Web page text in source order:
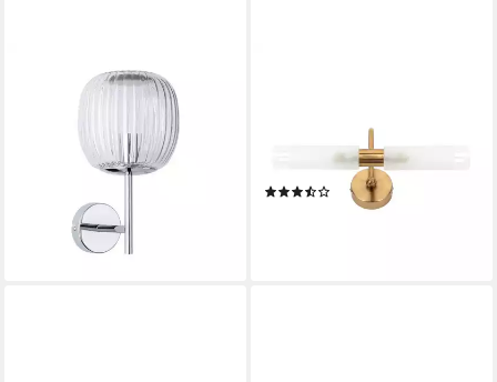
Wandleuchte Ruya IP44 E14
230V max. 20W Glas, ohne
Leuchtmittel
UVP69,99 €
lieferbar - in 2-3 Werktagen bei dir
Spiegelleuchte in Messing
Badezimmer Wandlampe
(3)